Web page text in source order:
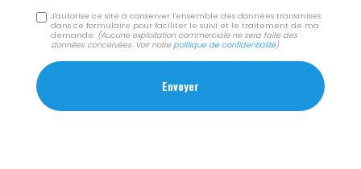
J'autorise ce site à conserver l'ensemble des données transmises
dans ce formulaire pour faciliter le suivi et le traitement de ma
demande. (Aucune exploitation commerciale ne sera faite des
données concervées. Voir notrepolitique de confidentialité)